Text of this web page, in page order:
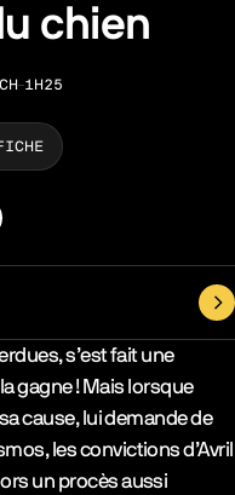
chien
DURÉE
1H25
s’est fait une
gagne ! Mais lorsque
cause, lui demande de
les convictions d’Avril
un procès aussi